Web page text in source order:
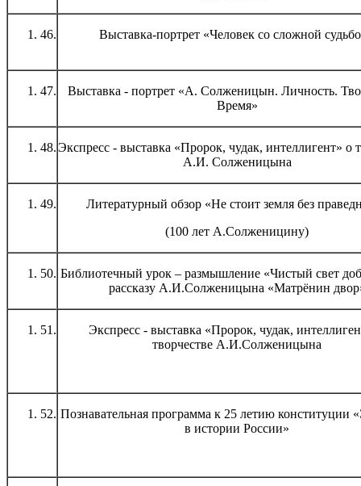
46. Выставка-портрет «Человек со сложной
47.
Выставка - портрет «А. Солженицын. Личность.
Время»
48.Экспресс - выставка «Пророк, чудак, интеллигент» о
А.И. Солженицына
49.
Литературный обзор «Не стоит земля без
(100 лет А.Солженицину)
50. Библиотечный урок – размышление «Чистый свет
рассказу А.И.Солженицына «Матрёнин
51.
Экспресс - выставка «Пророк, чудак,
творчестве А.И.Солженицына
52. Познавательная программа к 25 летию конституции
в истории России»